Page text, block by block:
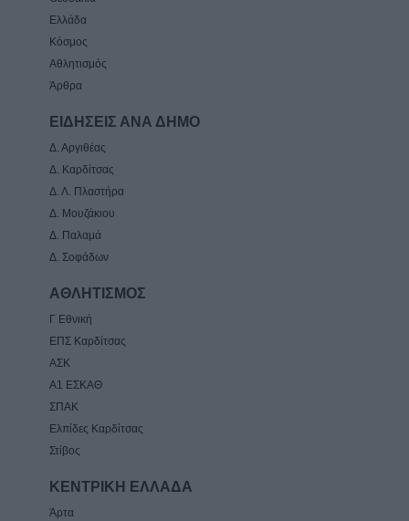
Ελλάδα
Κόσμος
Αθλητισμός
Άρθρα
ΕΙΔΗΣΕΙΣ ΑΝΑ ΔΗΜΟ
Δ. Αργιθέας
Δ. Καρδίτσας
Δ. Λ. Πλαστήρα
Δ. Μουζάκιου
Δ. Παλαμά
Δ. Σοφάδων
ΑΘΛΗΤΙΣΜΟΣ
Γ Εθνική
ΕΠΣ Καρδίτσας
ΑΣΚ
Α1 ΕΣΚΑΘ
ΣΠΑΚ
Ελπίδες Καρδίτσας
Στίβος
ΚΕΝΤΡΙΚΗ ΕΛΛΑΔΑ
Άρτα